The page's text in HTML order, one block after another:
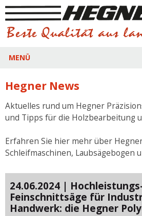
MENÜ
Hegner News
Aktuelles rund um Hegner
und Tipps für die Holzbearbeitung
Erfahren Sie hier mehr über
Schleifmaschinen, Laubsägebogen
24.06.2024 |
Feinschnittsäge für
Handwerk: die Hegner